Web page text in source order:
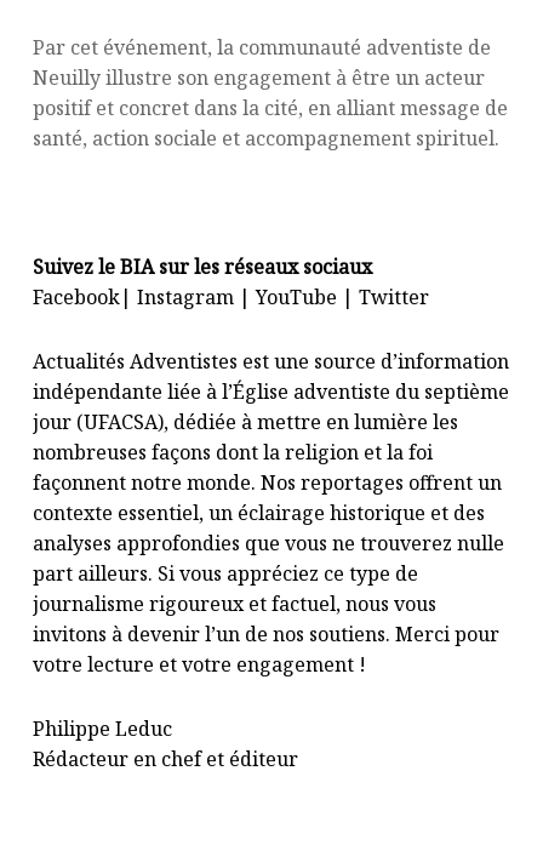
Par cet événement, la communauté adventiste de
Neuilly illustre son engagement à être un acteur
positif et concret dans la cité, en alliant message de
santé, action sociale et accompagnement spirituel.
Suivez le BIA sur les réseaux sociaux
Facebook| Instagram|YouTube | Twitter
Actualités Adventistes est une source d’information
indépendante liée à l’Église adventiste du septième
jour (UFACSA), dédiée à mettre en lumière les
nombreuses façons dont la religion et la foi
façonnent notre monde. Nos reportages offrent un
contexte essentiel, un éclairage historique et des
analyses approfondies que vous ne trouverez nulle
part ailleurs. Si vous appréciez ce type de
journalisme rigoureux et factuel, nous vous
invitons à devenir l’un de nos soutiens. Merci pour
votre lecture et votre engagement !
Philippe Leduc
Rédacteur en chef et éditeur